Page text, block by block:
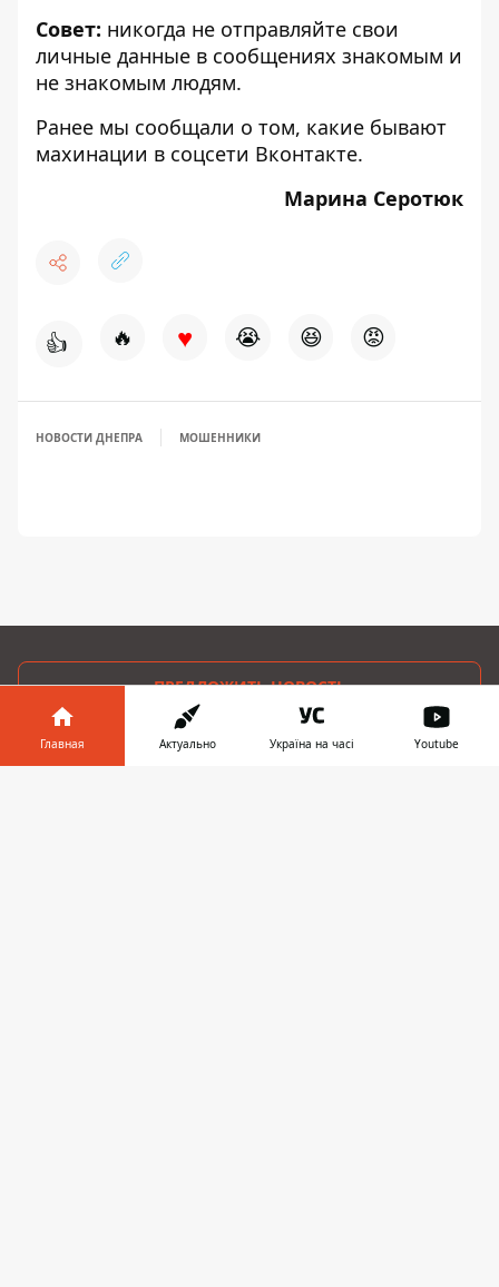
Совет: никогда не отправляйте свои
личные данные в сообщениях знакомым и
не знакомым людям.
Ранее мы сообщали о том, какие бывают
махинации в соцсети Вконтакте.
Марина Серотюк
👍 🔥 ♥ 😭 😆 😡
НОВОСТИ ДНЕПРА МОШЕННИКИ
ПРЕДЛОЖИТЬ НОВОСТЬ
Днепр
Главная Актуально Україна на часі Youtube